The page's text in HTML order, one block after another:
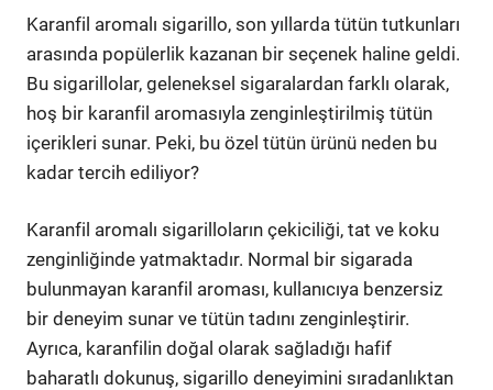
Karanfil aromalı sigarillo, son yıllarda tütün tutkunları
arasında popülerlik kazanan bir seçenek haline geldi.
Bu sigarillolar, geleneksel sigaralardan farklı olarak,
hoş bir karanfil aromasıyla zenginleştirilmiş tütün
içerikleri sunar. Peki, bu özel tütün ürünü neden bu
kadar tercih ediliyor?
Karanfil aromalı sigarilloların çekiciliği, tat ve koku
zenginliğinde yatmaktadır. Normal bir sigarada
bulunmayan karanfil aroması, kullanıcıya benzersiz
bir deneyim sunar ve tütün tadını zenginleştirir.
Ayrıca, karanfilin doğal olarak sağladığı hafif
baharatlı dokunuş, sigarillo deneyimini sıradanlıktan